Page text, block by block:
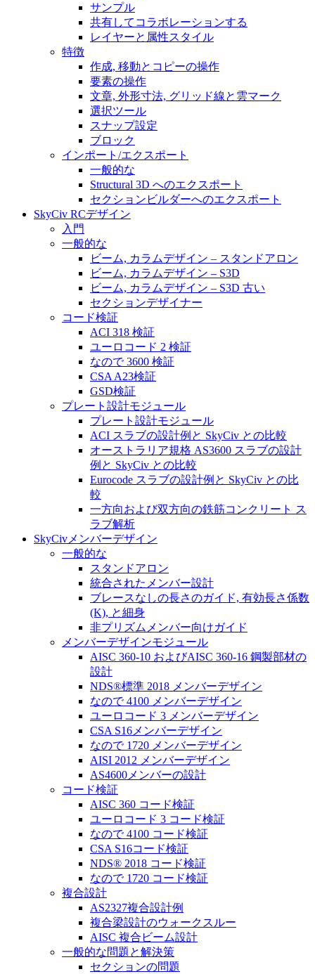
サンプル
共有してコラボレーションする
レイヤーと属性スタイル
特徴
作成, 移動とコピーの操作
要素の操作
文章, 外形寸法, グリッド線と雲マーク
選択ツール
スナップ設定
ブロック
インポート/エクスポート
一般的な
Structural 3D へのエクスポート
セクションビルダーへのエクスポート
SkyCiv RCデザイン
入門
一般的な
ビーム, カラムデザイン – スタンドアロン
ビーム, カラムデザイン – S3D
ビーム, カラムデザイン – S3D 古い
セクションデザイナー
コード検証
ACI 318 検証
ユーロコード 2 検証
なので 3600 検証
CSA A23検証
GSD検証
プレート設計モジュール
プレート設計モジュール
ACI スラブの設計例と SkyCiv との比較
オーストラリア規格 AS3600 スラブの設計
例と SkyCiv との比較
Eurocode スラブの設計例と SkyCiv との比
較
一方向および双方向の鉄筋コンクリート ス
ラブ解析
SkyCivメンバーデザイン
一般的な
スタンドアロン
統合されたメンバー設計
ブレースなしの長さのガイド, 有効長さ係数
(K), と細身
非プリズムメンバー向けガイド
メンバーデザインモジュール
AISC 360-10 およびAISC 360-16 鋼製部材の
設計
NDS®標準 2018 メンバーデザイン
なので 4100 メンバーデザイン
ユーロコード 3 メンバーデザイン
CSA S16メンバーデザイン
なので 1720 メンバーデザイン
AISI 2012 メンバーデザイン
AS4600メンバーの設計
コード検証
AISC 360 コード検証
ユーロコード 3 コード検証
なので 4100 コード検証
CSA S16コード検証
NDS® 2018 コード検証
なので 1720 コード検証
複合設計
AS2327複合設計例
複合梁設計のウォークスルー
AISC 複合ビーム設計
一般的な問題と解決策
セクションの問題